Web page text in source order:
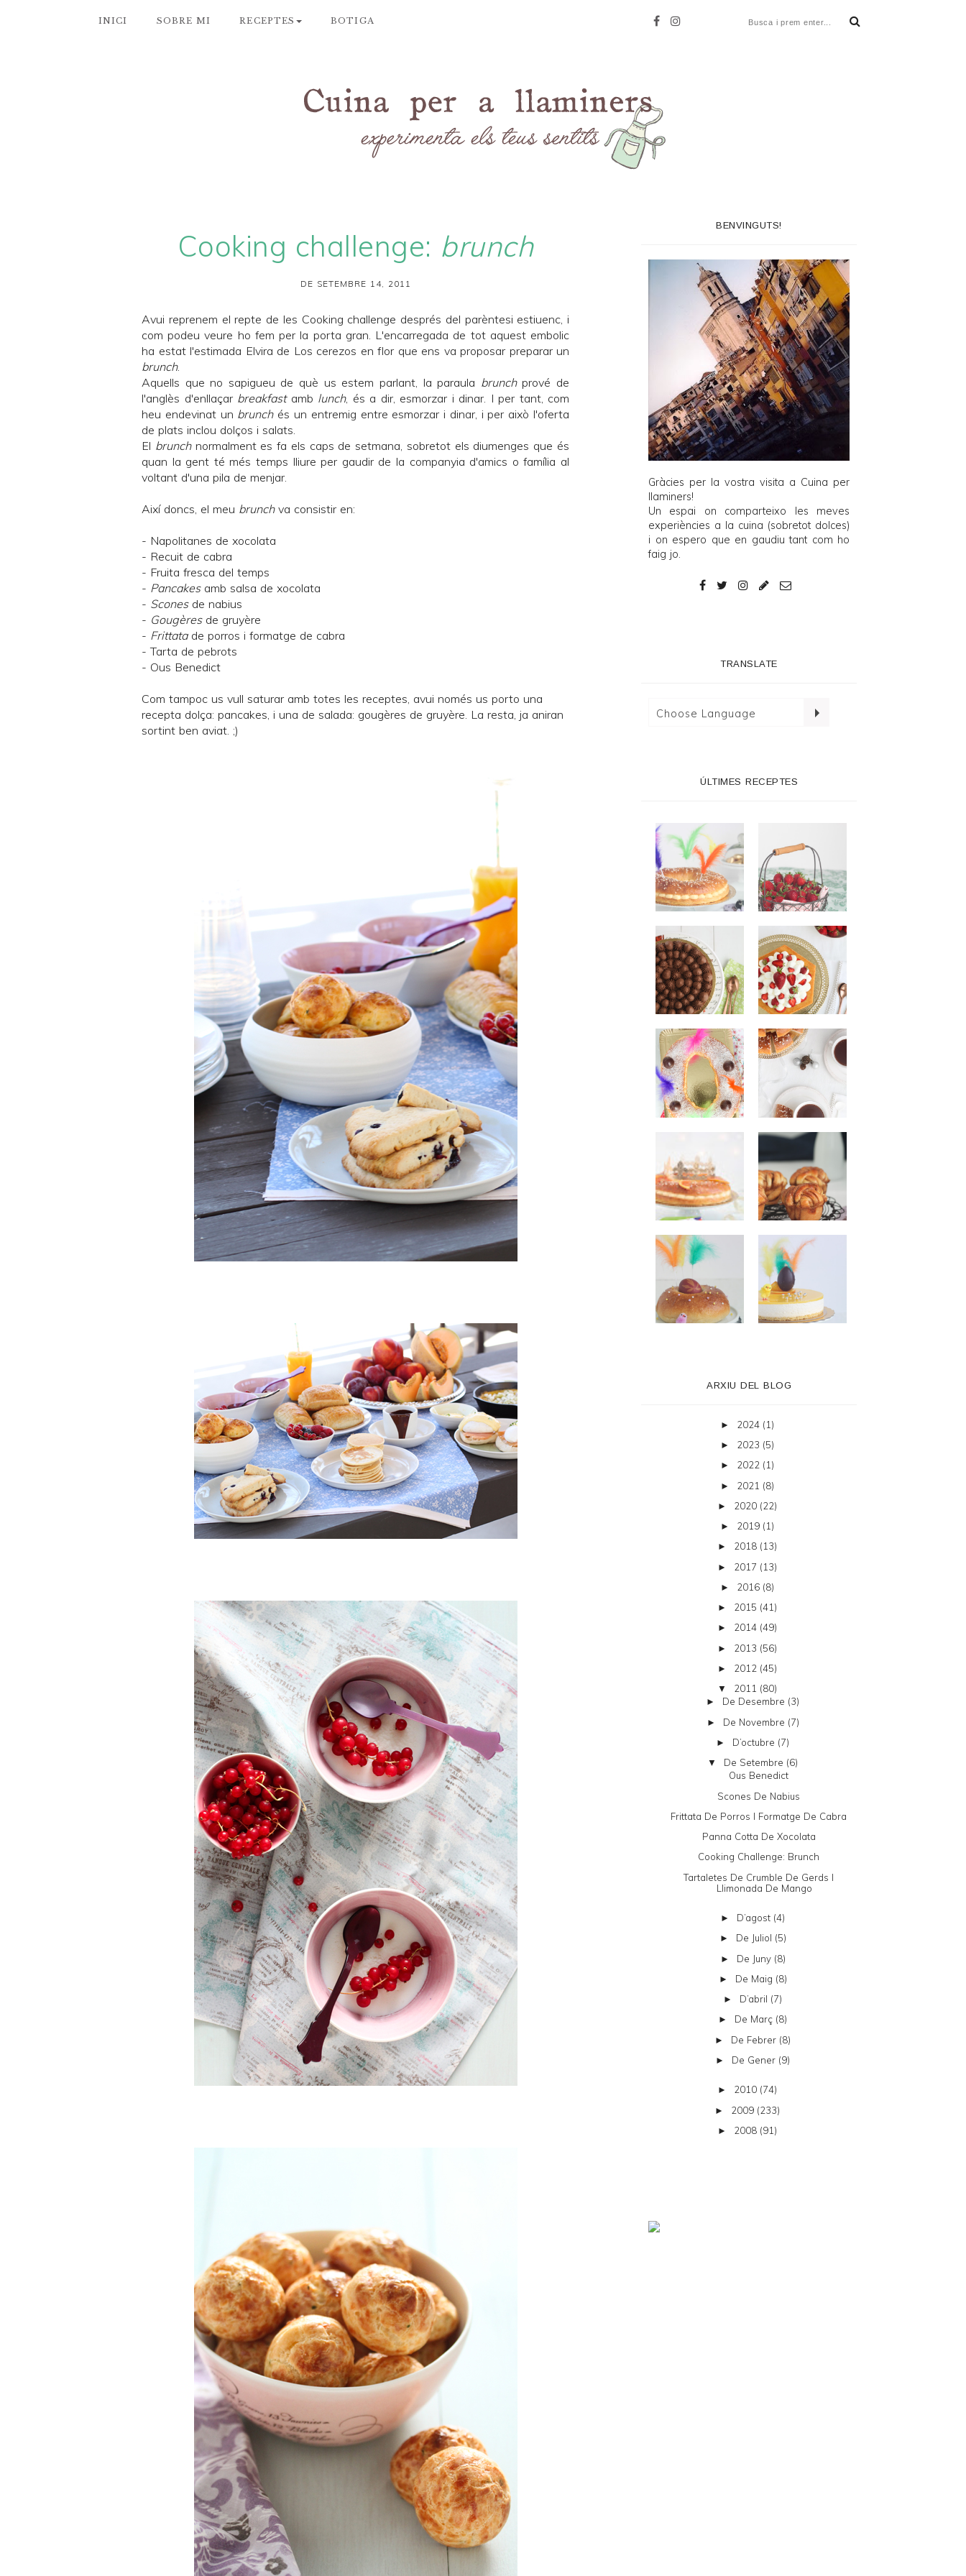
INICI SOBRE MI RECEPTES BOTIGA
Cooking challenge: brunch
DE SETEMBRE 14, 2011
Avui reprenem el repte de les Cooking challenge després del parèntesi estiuenc, i
com podeu veure ho fem per la porta gran. L'encarregada de tot aquest embolic
ha estat l'estimada Elvira de Los cerezos en flor que ens va proposar preparar un
brunch.
Aquells que no sapigueu de què us estem parlant, la paraula brunchprové de
l'anglès d'enllaçar breakfastamb lunch, és a dir, esmorzar i dinar. I per tant, com
heu endevinat un brunchés un entremig entre esmorzar i dinar, i per això l'oferta
de plats inclou dolços i salats.
El brunchnormalment es fa els caps de setmana, sobretot els diumenges que és
quan la gent té més temps lliure per gaudir de la companyia d'amics o família al
voltant d'una pila de menjar.
Així doncs, el meu brunchva consistir en:
- Napolitanes de xocolata
- Recuit de cabra
- Fruita fresca del temps
- Pancakesamb salsa de xocolata
- Sconesde nabius
- Gougèresde gruyère
- Frittatade porros i formatge de cabra
-Tarta de pebrots
- Ous Benedict
Com tampoc us vull saturar amb totes les receptes, avui només us porto una
recepta dolça: pancakes, i una de salada: gougères de gruyère. La resta, ja aniran
sortint ben aviat. ;)
BENVINGUTS!
Gràcies per la vostra visita a Cuina per
llaminers!
Un espai on comparteixo les meves
experiències a la cuina (sobretot dolces)
i on espero que en gaudiu tant com ho
faig jo.
TRANSLATE
ÚLTIMES RECEPTES
ARXIU DEL BLOG
► 2024 (1)
► 2023 (5)
► 2022 (1)
► 2021 (8)
► 2020 (22)
► 2019 (1)
► 2018 (13)
► 2017 (13)
► 2016 (8)
► 2015 (41)
► 2014 (49)
► 2013 (56)
► 2012 (45)
▼ 2011 (80)
► De Desembre (3)
► De Novembre (7)
► D’octubre (7)
▼ De Setembre (6)
Ous Benedict
Scones De Nabius
Frittata De Porros I Formatge De Cabra
Panna Cotta De Xocolata
Cooking Challenge: Brunch
Tartaletes De Crumble De Gerds I
Llimonada De Mango
► D’agost (4)
► De Juliol (5)
► De Juny (8)
► De Maig (8)
► D’abril (7)
► De Març (8)
► De Febrer (8)
► De Gener (9)
► 2010 (74)
► 2009 (233)
► 2008 (91)